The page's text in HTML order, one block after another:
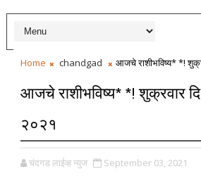
Home chandgad आजचे राशीभविष्य* *!
आजचे राशीभविष्य* *! शुक्रवार
२०२१
चंदगड लाईव्ह न्युज September 03, 2021